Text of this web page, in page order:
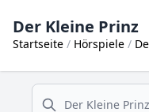
Der Kleine Prinz
Startseite Hörspiele
suche